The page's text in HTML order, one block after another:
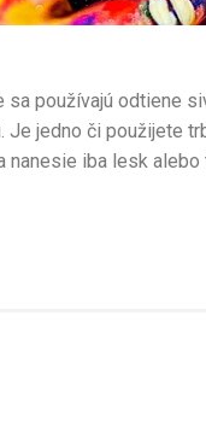
používajú odtiene
jedno či použijete
nanesie iba lesk alebo